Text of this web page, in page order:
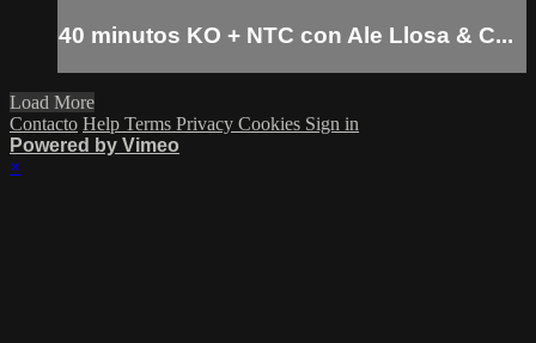
40 minutos KO + NTC con Ale Llosa & C...
Load More
Contacto Help Terms Privacy Cookies Sign in
Powered by Vimeo
×